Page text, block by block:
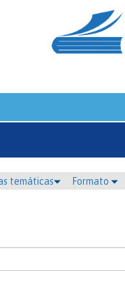
temáticas Formato